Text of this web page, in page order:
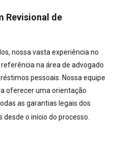
Revisional de
nossa vasta experiência no
na área de advogado
pessoais. Nossa equipe
oferecer uma orientação
as garantias legais dos
o início do processo.